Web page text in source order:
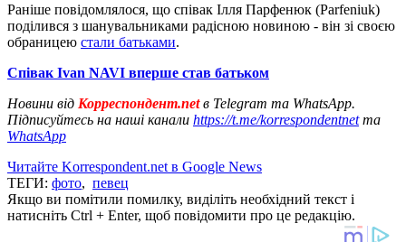
Раніше повідомлялося, що співак Ілля Парфенюк (Parfeniuk)
поділився з шанувальниками радісною новиною - він зі своєю
обраницею стали батьками.
Співак Ivan NAVI вперше став батьком
Новини від Корреспондент.netв Telegram та WhatsApp.
Підписуйтесь на наші канали https://t.me/korrespondentnetта
WhatsApp
Читайте Korrespondent.net в Google News
ТЕГИ: фото, певец
Якщо ви помітили помилку, виділіть необхідний текст і
натисніть Ctrl + Enter, щоб повідомити про це редакцію.